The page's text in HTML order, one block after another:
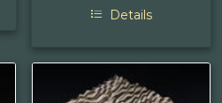
Details